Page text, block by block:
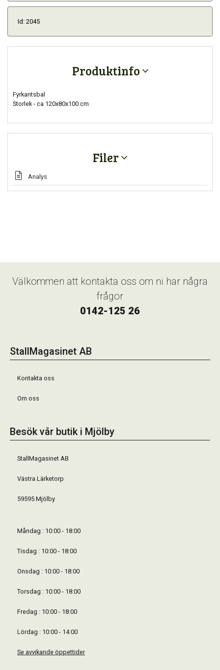
Id: 2045
Produktinfo
Fyrkantsbal
Storlek - ca 120x80x100 cm
Filer
Analys
Välkommen att kontakta oss om ni har några
frågor
0142-125 26
StallMagasinet AB
Kontakta oss
Om oss
Besök vår butik i Mjölby
StallMagasinet AB
Västra Lärketorp
59595 Mjölby
Måndag : 10:00 - 18:00
Tisdag : 10:00 - 18:00
Onsdag : 10:00 - 18:00
Torsdag : 10:00 - 18:00
Fredag : 10:00 - 18:00
Lördag : 10:00 - 14:00
Se avvikande öppettider